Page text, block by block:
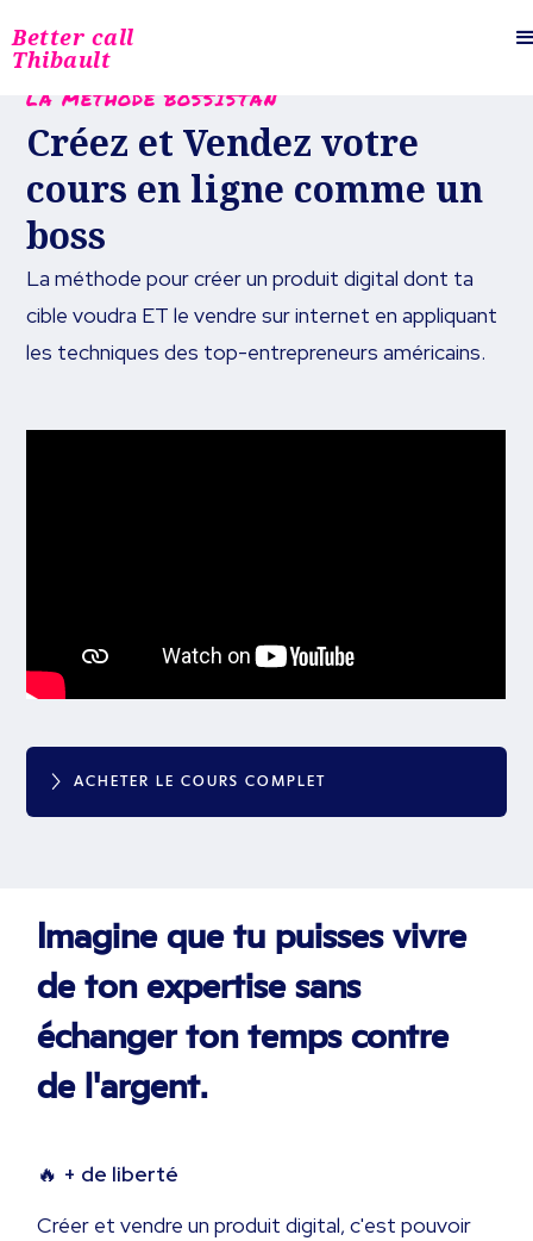
Better call
Thibault
LA MÉTHODE BOSSISTAN
Créez et Vendez votre
cours en ligne comme un
boss
La méthode pour créer un produit digital dont ta
cible voudra ET le vendre sur internet en appliquant
les techniques des top-entrepreneurs américains.
ACHETER LE COURS COMPLET
Imagine que tu puisses vivre
de ton expertise sans
échanger ton temps contre
de l'argent.
🔥 + de liberté
Créer et vendre un produit digital, c'est pouvoir